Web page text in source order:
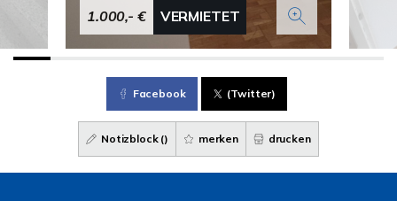
1.000,- € VERMIETET
Facebook (Twitter)
Notizblock () merken drucken